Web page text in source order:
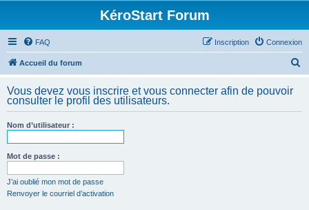
KéroStart Forum
FAQ Connexion
Inscription
Accueil du forum
h
Vous devez vous inscrire et vous connecter afin de pouvoir
consulter le profil des utilisateurs.
Nom d’utilisateur :
Mot de passe :
J’ai oublié mon mot de passe
Renvoyer le courriel d’activation